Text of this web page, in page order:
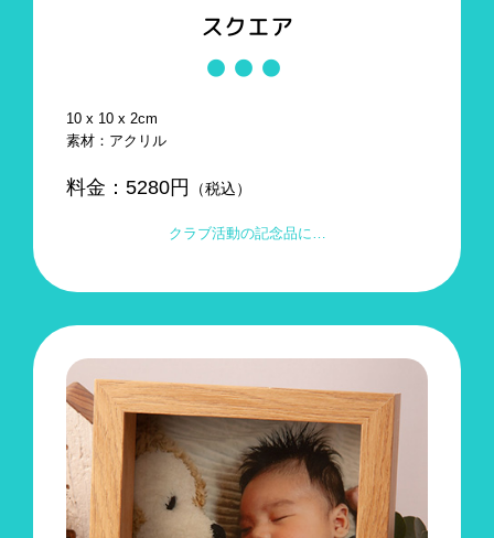
スクエア
10 x 10 x 2cm
素材：アクリル
料金： 5280円 （税込）
クラブ活動の記念品に…